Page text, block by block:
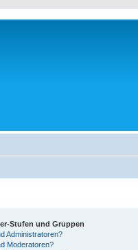
Stufen und Gruppen
Administratoren?
Moderatoren?